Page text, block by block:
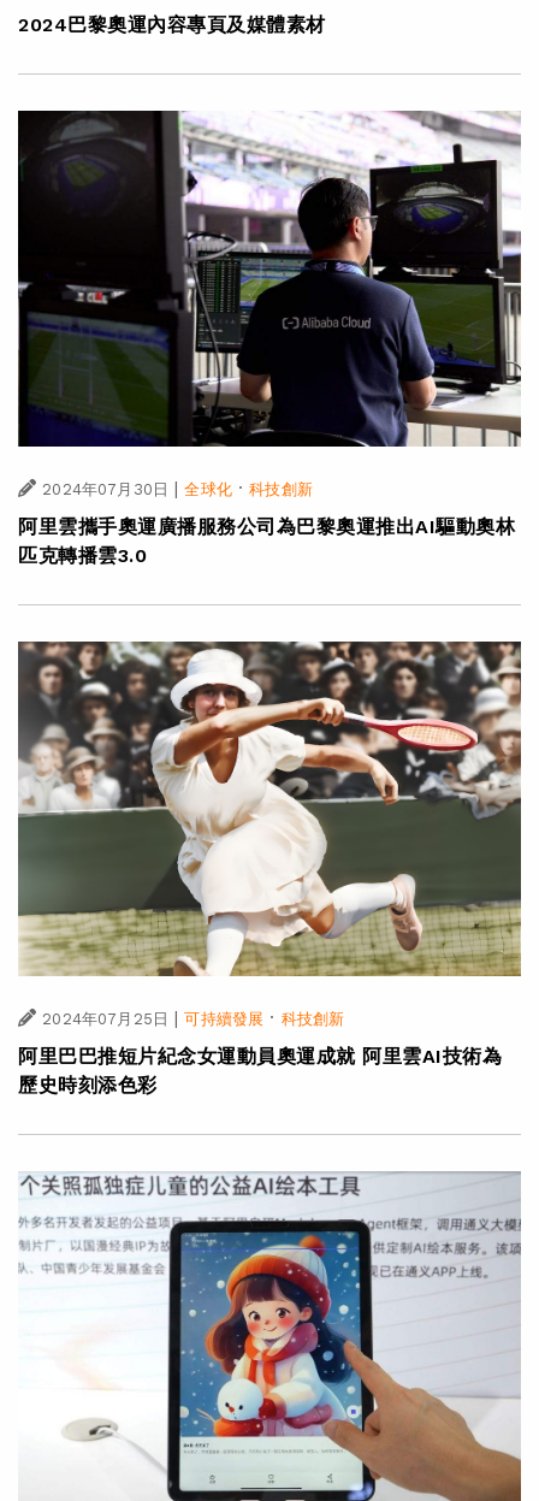
2024巴黎奧運內容專頁及媒體素材
2024年07月30日 | 全球化·科技創新
阿里雲攜手奧運廣播服務公司為巴黎奧運推出AI驅動奧林
匹克轉播雲3.0
2024年07月25日 可持續發展 · 科技創新
阿里巴巴推短片紀念女運動員奧運成就 阿里雲AI技術為
歷史時刻添色彩